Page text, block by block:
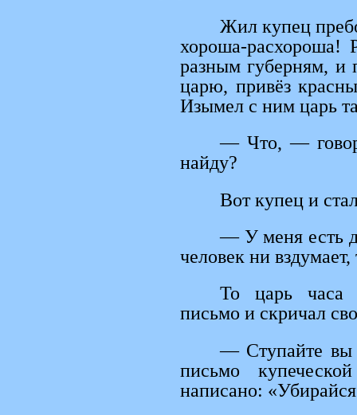
Жил купец
хороша-расхороша!
разным губерням, и
царю, привёз
Изымел с ним царь
— Что, —
найду?
Вот купец и
— У меня есть
человек ни вздумает,
То царь часа
письмо и скричал
— Ступайте вы
письмо
написано: «Убирайся